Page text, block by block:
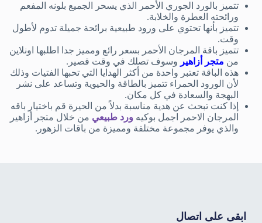
تتميز بالورد الجوري الأحمر الذي يسحر الجميع بلونه المفعم
ورائحته العطرة والخلابة.
تتميز بأنها تحتوي على ورود طبيعية برائحة جميلة تدوم لأطول
وقت.
تتميز باقة المرجان الأحمر بسعر رائع ومميز جدا اطلبها اونلاين
من متجر أزاهير وسوف تصلك في وقت قصير.
هذه الباقة تعتبر واحدة من أكثر الهدايا التي تحبها الفتيات وذلك
لأن الورود الحمراء تتميز بالطاقة والحيوية وتساعد على نشر
البهجة والسعادة في كل مكان.
إذا كنت تبحث عن هدية مناسبة بدلاً من الحيرة قم باختيار باقه
المرجان الاحمر اجمل بوكيه ورد طبيعي من خلال متجر أزاهير
والذي يوفر مجموعة مختلفة ومميزة من باقات الزهور.
ابقى على اتصال